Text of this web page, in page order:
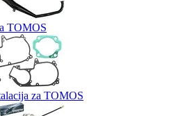
TOMOS
za TOMOS